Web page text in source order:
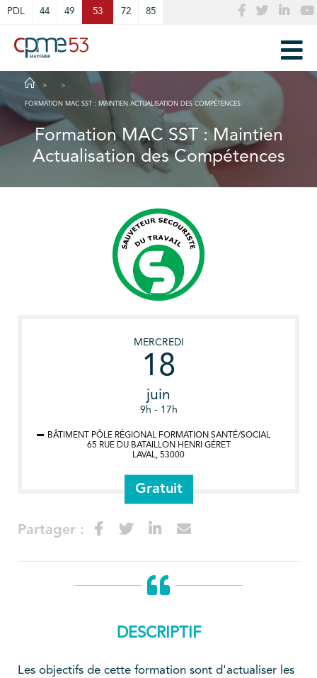
PDL 44 49 53 72 85
FORMATION MAC SST : MAINTIEN ACTUALISATION DES COMPÉTENCES
Formation MAC SST : Maintien
Actualisation des Compétences
MERCREDI
18
juin
9h - 17h
BÂTIMENT PÔLE RÉGIONAL FORMATION SANTÉ/SOCIAL
65 RUE DU BATAILLON HENRI GÉRET
LAVAL, 53000
Gratuit
Partager :
DESCRIPTIF
Les objectifs de cette formation sont d'actualiser les
Cookies management panel